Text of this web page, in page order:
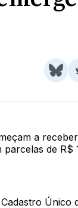
a
de R$
Único